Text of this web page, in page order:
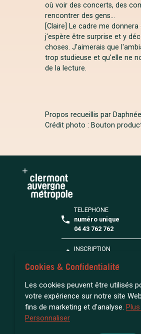
où voir des concerts, des
rencontrer des gens...
[Claire] Le cadre me donnera
j'espère être surprise et y
choses. J'aimerais que
trop studieuse et qu'elle ne
de la lecture.
Propos recueillis par
Crédit photo : Bouton
TELEPHONE
numéro unique
04 43 762 762
INSCRIPTION
Toutes vos questions
ACCESSIBILITÉ : NON
Cookies & Confidentialité
Les cookies peuvent être utilisés
votre expérience sur notre site
fins de marketing et d'analyse.
Personnaliser